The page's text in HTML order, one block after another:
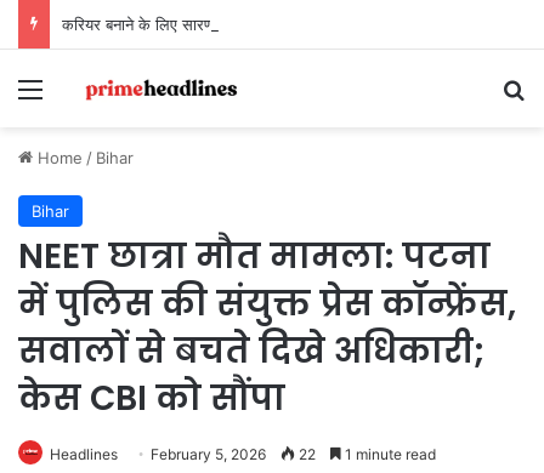
करियर बनाने के लिए सारण छोड़ दिया था… अब सारण बनाने के लिए लौट रहे हैं
Menu
Home / Bihar
Bihar
NEET छात्रा मौत मामला: पटना
में पुलिस की संयुक्त प्रेस कॉन्फ्रेंस,
सवालों से बचते दिखे अधिकारी;
केस CBI को सौंपा
Headlines February 5, 2026 22 1 minute read